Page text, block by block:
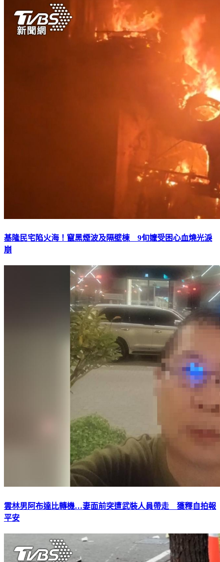
基隆民宅陷火海！竄黑煙波及隔壁棟 9旬嬤受困心血燒光淚
崩
雲林男阿布達比轉機…妻面前突遭武裝人員帶走 獲釋自拍報
平安